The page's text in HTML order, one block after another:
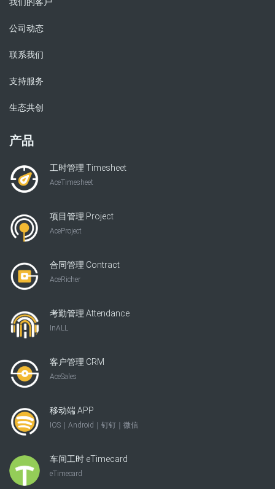
我们的客户
公司动态
联系我们
支持服务
生态共创
产品
工时管理 Timesheet
AceTimesheet
项目管理 Project
AceProject
合同管理 Contract
AceRicher
考勤管理 Attendance
InALL
客户管理 CRM
AceSales
移动端 APP
IOS｜Android｜钉钉｜微信
车间工时 eTimecard
eTimecard